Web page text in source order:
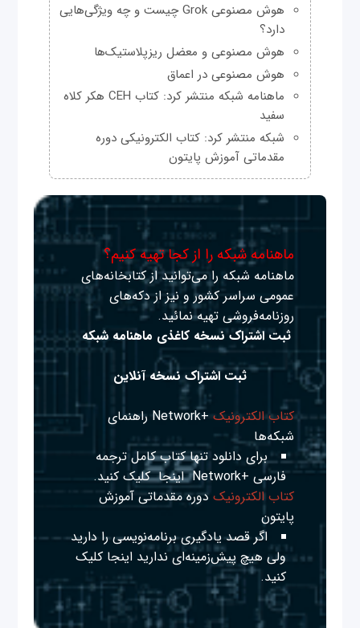
هوش مصنوعی Grok چیست و چه ویژگی‌هایی
دارد؟
هوش مصنوعی و معضل ریزپلاستیک‌ها
هوش مصنوعی در اعماق
ماهنامه شبکه منتشر کرد: کتاب CEH هکر کلاه
سفید
شبکه منتشر کرد: کتاب الکترونیکی دوره
مقدماتی آموزش پایتون
ماهنامه شبکه را از کجا تهیه کنیم؟
ماهنامه شبکه را می‌توانید از کتابخانه‌های
عمومی سراسر کشور و نیز از دکه‌های
روزنامه‌فروشی تهیه نمائید.
ثبت اشتراک نسخه کاغذی ماهنامه شبکه
ثبت اشتراک نسخه آنلاین
کتاب الکترونیک
+Network راهنمای
شبکه‌ها
برای دانلود تنها کتاب کامل ترجمه
فارسی +Network
اینجا کلیک کنید.
کتاب الکترونیک دوره مقدماتی آموزش
پایتون
اگر قصد یادگیری برنامه‌نویسی را دارید
ولی هیچ پیش‌زمینه‌ای نداریداینجا کلیک
کنید.